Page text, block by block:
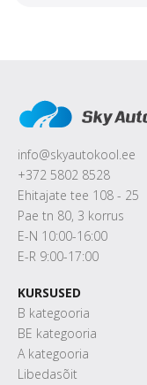
info@skyautokool.ee
+372 5802 8528
Ehitajate tee 108 - 25
Pae tn 80, 3 korrus
E-N 10:00-16:00
E-R 9:00-17:00
KURSUSED
B kategooria
BE kategooria
A kategooria
Libedasõit